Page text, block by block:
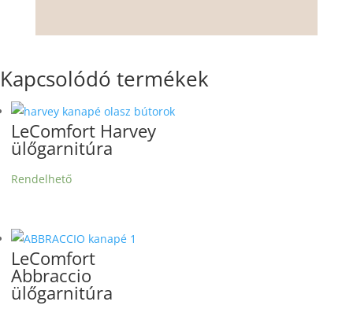
Kapcsolódó termékek
LeComfort Harvey
ülőgarnitúra
Rendelhető
LeComfort
Abbraccio
ülőgarnitúra